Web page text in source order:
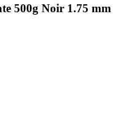
500g Noir 1.75 mm